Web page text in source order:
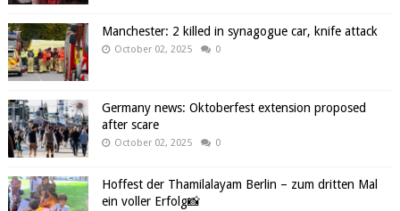
Manchester: 2 killed in synagogue car, knife attack
October 02, 2025 0
Germany news: Oktoberfest extension proposed
after scare
October 02, 2025 0
Hoffest der Thamilalayam Berlin – zum dritten Mal
ein voller Erfolg📸